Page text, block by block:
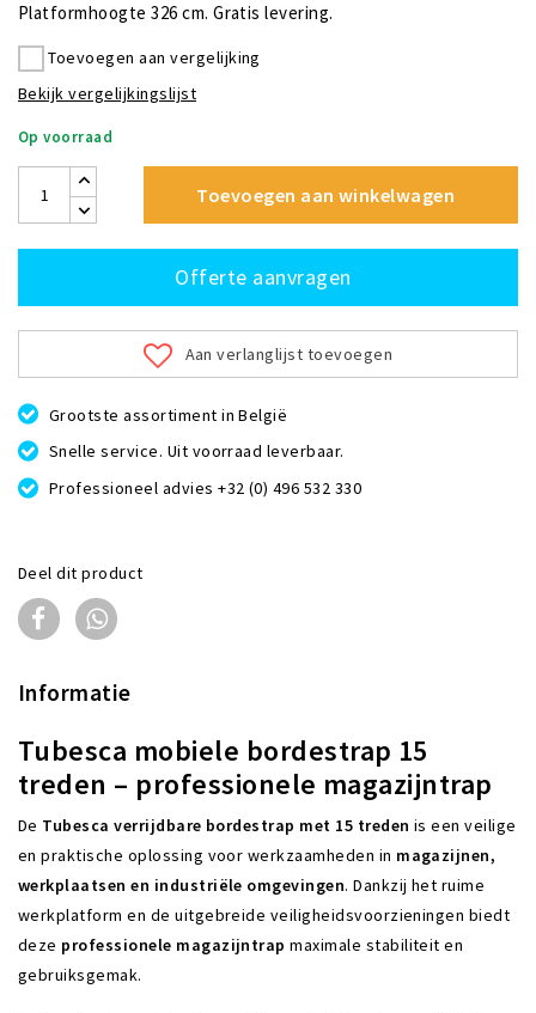
Platformhoogte 326 cm. Gratis levering.
Toevoegen aan vergelijking
Bekijk vergelijkingslijst
Op voorraad
Toevoegen aan winkelwagen
Offerte aanvragen
Aan verlanglijst toevoegen
Grootste assortiment in België
Snelle service. Uit voorraad leverbaar.
Professioneel advies +32 (0) 496 532 330
Deel dit product
Informatie
Tubesca mobiele bordestrap 15
treden – professionele magazijntrap
De Tubescaverrijdbare bordestrap met 15 treden iseenveilige
enpraktische oplossing voor werkzaamheden in magazijnen,
werkplaatsenen industriële omgevingen.Dankzij het ruime
werkplatformen deuitgebreide veiligheidsvoorzieningen biedt
deze professionele magazijntrap maximale stabiliteiten
gebruiksgemak.